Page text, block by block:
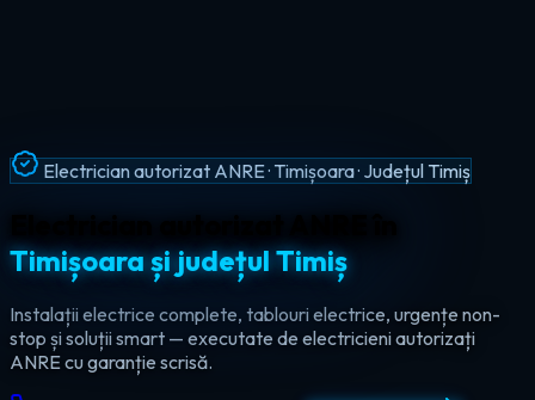
Intervenții Non-Stop · Urgențe Electrice · Timiș
Urgențe electrice non-stop în
județul Timiș
Ajungem la tine în maxim 60 de minute, oricând — ziua sau
noaptea. Electrician de urgență autorizat pentru Timișoara,
Lugoj, Deta și toate localitățile din Timiș.